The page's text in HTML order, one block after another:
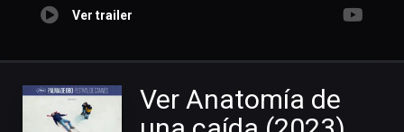
Ver trailer
Ver Anatomía de